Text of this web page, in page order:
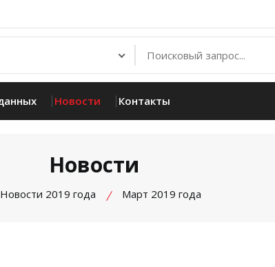
Новости Контакты
Новости
Новости 2019 года Март 2019 года